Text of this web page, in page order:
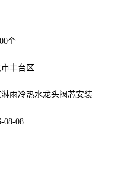
个
丰台区
雨冷热水龙头阀芯安装
08-08